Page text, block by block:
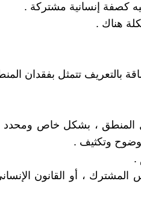
كصفة إنسانية مشتركة .
هناك .
بالتعريف تتمثل بفقدان
المنطق ، بشكل خاص
وتكثيف .
.
، أو القانون